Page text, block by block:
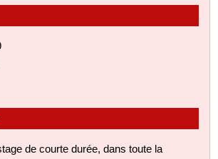
de courte durée, dans toute la